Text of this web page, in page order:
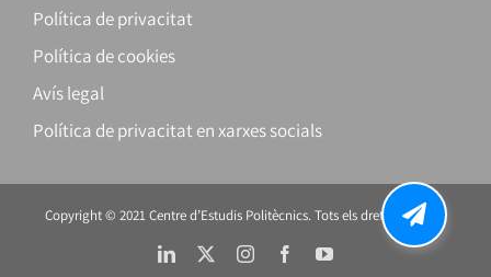
Política de privacitat
Política de cookies
Avís legal
Política de privacitat en xarxes socials
Copyright © 2021 Centre d’Estudis Politècnics. Tots els drets reservats.
LinkedIn InstagramFacebookYouTube